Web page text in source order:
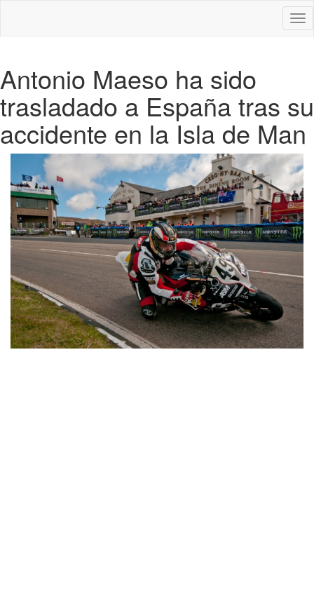
Antonio Maeso ha sido
trasladado a España tras su
accidente en la Isla de Man